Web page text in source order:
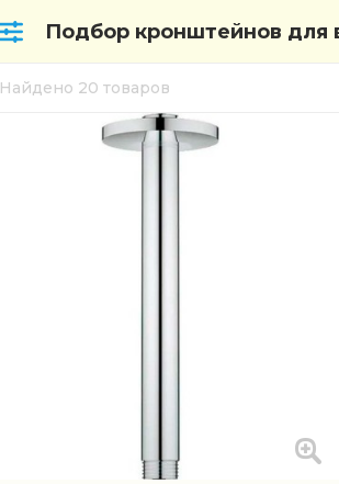
Подбор кронштейнов для
Найдено 20 товаров